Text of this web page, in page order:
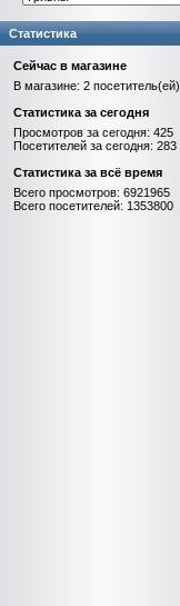
Статистика
Сейчас в магазине
В магазине: 2 посетитель(ей)
Статистика за сегодня
Просмотров за сегодня: 425
Посетителей за сегодня: 283
Статистика за всё время
Всего просмотров: 6921965
Всего посетителей: 1353800